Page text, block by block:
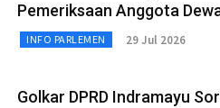
Pemeriksaan Anggota
INFO PARLEMEN 29 Jul 2026
Golkar DPRD Indramayu